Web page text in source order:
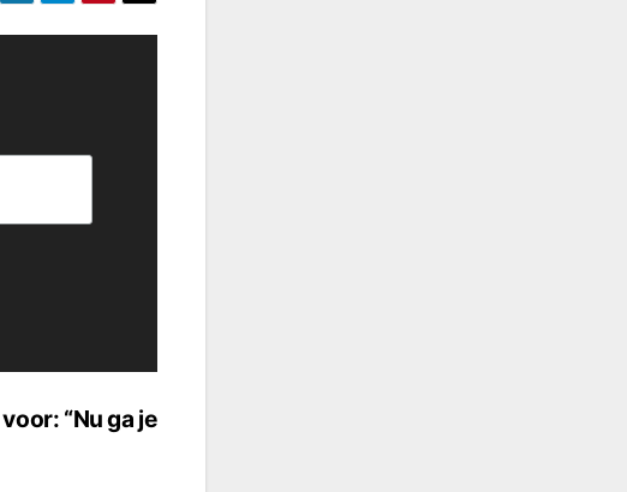
“Nu ga je